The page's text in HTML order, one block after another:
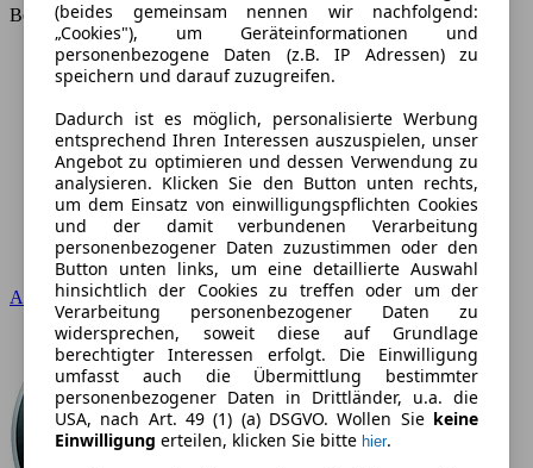
Beliebteste Marken
Audi
(beides gemeinsam nennen wir nachfolgend:
„Cookies"), um Geräteinformationen und
personenbezogene Daten (z.B. IP Adressen) zu
speichern und darauf zuzugreifen.
Dadurch ist es möglich, personalisierte Werbung
entsprechend Ihren Interessen auszuspielen, unser
Angebot zu optimieren und dessen Verwendung zu
analysieren. Klicken Sie den Button unten rechts,
um dem Einsatz von einwilligungspflichten Cookies
und der damit verbundenen Verarbeitung
personenbezogener Daten zuzustimmen oder den
Button unten links, um eine detaillierte Auswahl
hinsichtlich der Cookies zu treffen oder um der
Verarbeitung personenbezogener Daten zu
widersprechen, soweit diese auf Grundlage
berechtigter Interessen erfolgt. Die Einwilligung
umfasst auch die Übermittlung bestimmter
personenbezogener Daten in Drittländer, u.a. die
USA, nach Art. 49 (1) (a) DSGVO. Wollen Sie keine
Einwilligung erteilen, klicken Sie bitte hier.